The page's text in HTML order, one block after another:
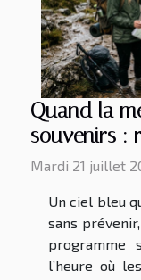
Quand la
souvenirs :
Mardi 21 juillet
Un ciel bleu
sans
programme
l’heure où